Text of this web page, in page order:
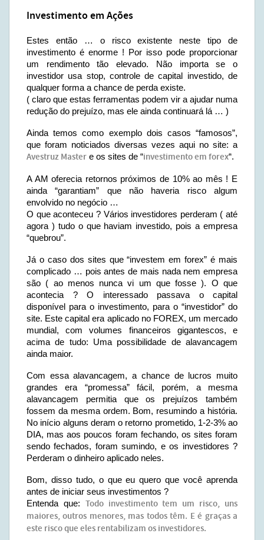
Investimento em Ações
Estes então … o risco existente neste tipo de
investimento é enorme ! Por isso pode proporcionar
um rendimento tão elevado. Não importa se o
investidor usa stop, controle de capital investido, de
qualquer forma a chance de perda existe.
( claro que estas ferramentas podem vir a ajudar numa
redução do prejuízo, mas ele ainda continuará lá … )
Ainda temos como exemplo dois casos “famosos”,
que foram noticiados diversas vezes aqui no site: a
Avestruz Master e os sites de “investimento em forex“.
A AM oferecia retornos próximos de 10% ao mês ! E
ainda “garantiam” que não haveria risco algum
envolvido no negócio …
O que aconteceu ? Vários investidores perderam ( até
agora ) tudo o que haviam investido, pois a empresa
“quebrou”.
Já o caso dos sites que “investem em forex” é mais
complicado … pois antes de mais nada nem empresa
são ( ao menos nunca vi um que fosse ). O que
acontecia ? O interessado passava o capital
disponível para o investimento, para o “investidor” do
site. Este capital era aplicado no FOREX, um mercado
mundial, com volumes financeiros gigantescos, e
acima de tudo: Uma possibilidade de alavancagem
ainda maior.
Com essa alavancagem, a chance de lucros muito
grandes era “promessa” fácil, porém, a mesma
alavancagem permitia que os prejuízos também
fossem da mesma ordem. Bom, resumindo a história.
No início alguns deram o retorno prometido, 1-2-3% ao
DIA, mas aos poucos foram fechando, os sites foram
sendo fechados, foram sumindo, e os investidores ?
Perderam o dinheiro aplicado neles.
Bom, disso tudo, o que eu quero que você aprenda
antes de iniciar seus investimentos ?
Entenda que: Todo investimento tem um risco, uns
maiores, outros menores, mas todos têm. E é graças a
este risco que eles rentabilizam os investidores.